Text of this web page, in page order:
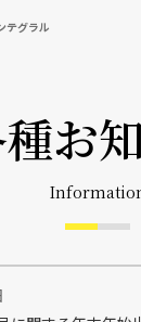
テグラル
お